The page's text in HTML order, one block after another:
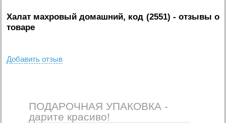
Халат махровый домашний, код (2551) - отзывы о
товаре
Добавить отзыв
ПОДАРОЧНАЯ УПАКОВКА -
дарите красиво!